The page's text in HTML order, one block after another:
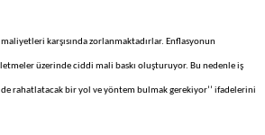
karşısında zorlanmaktadırlar. Enflasyonun
üzerinde ciddi mali baskı oluşturuyor. Bu nedenle iş
rahatlatacak bir yol ve yöntem bulmak gerekiyor’’ ifadelerini